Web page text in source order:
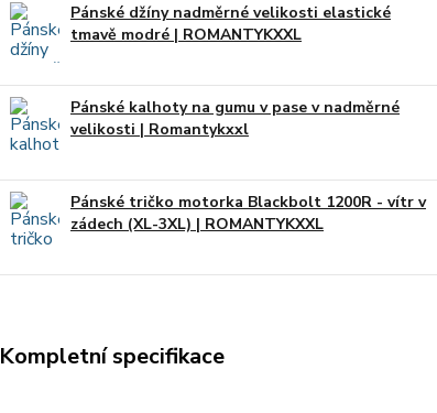
Pánské džíny nadměrné velikosti elastické
tmavě modré | ROMANTYKXXL
Pánské kalhoty na gumu v pase v nadměrné
velikosti | Romantykxxl
Pánské tričko motorka Blackbolt 1200R - vítr v
zádech (XL-3XL) | ROMANTYKXXL
Kompletní specifikace